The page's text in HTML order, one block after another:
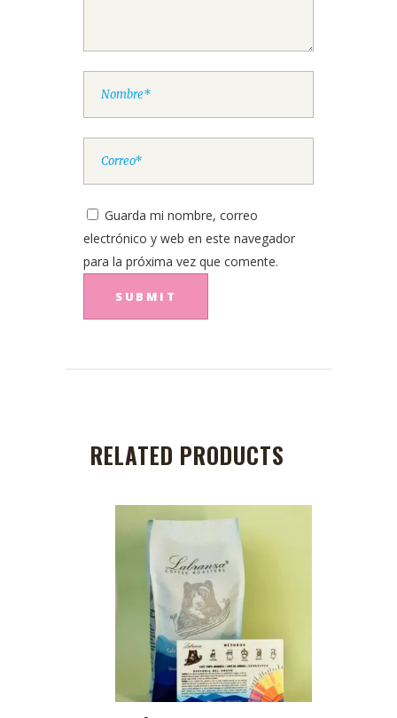
Guarda mi nombre, correo
electrónico y web en este navegador
para la próxima vez que comente.
RELATED PRODUCTS